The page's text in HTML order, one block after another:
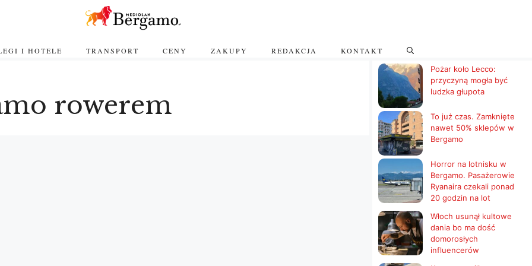
I HOTELE TRANSPORT CENY ZAKUPY REDAKCJA KONTAKT
rowerem
Pożar koło Lecco:
przyczyną mogła być
ludzka głupota
To już czas. Zamknięte
nawet 50% sklepów w
Bergamo
Horror na lotnisku w
Bergamo. Pasażerowie
Ryanaira czekali ponad
20 godzin na lot
Włoch usunął kultowe
dania bo ma dość
domorosłych
influencerów